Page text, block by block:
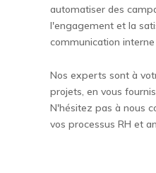
automatiser des
l'engagement et la
communication
Nos experts sont à
projets, en vous
N'hésitez pas à nous
vos processus RH et